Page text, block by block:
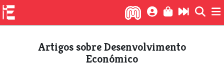
Artigos sobre Desenvolvimento
Económico